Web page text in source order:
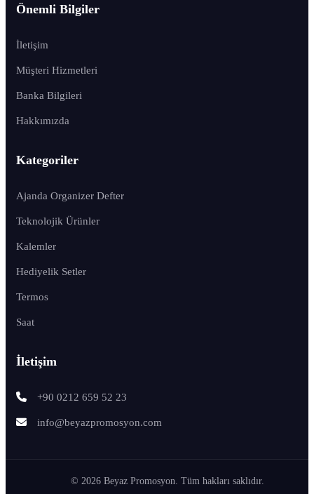
Önemli Bilgiler
İletişim
Müşteri Hizmetleri
Banka Bilgileri
Hakkımızda
Kategoriler
Ajanda Organizer Defter
Teknolojik Ürünler
Kalemler
Hediyelik Setler
Termos
Saat
İletişim
+90 0212 659 52 23
info@beyazpromosyon.com
© 2026 Beyaz Promosyon. Tüm hakları saklıdır.